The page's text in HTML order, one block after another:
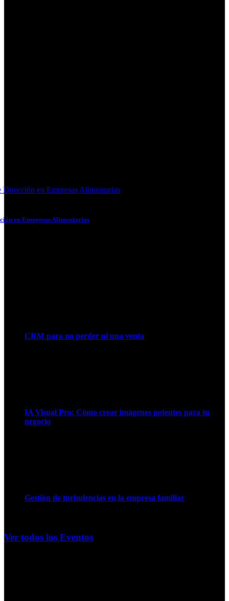
en Empresas Alimentarias
en Empresas Alimentarias
CRM para no perder ni una venta
IA Visual Pro: Cómo crear imágenes potentes para tu
negocio
Gestión de turbulencias en la empresa familiar
Ver todos los Eventos